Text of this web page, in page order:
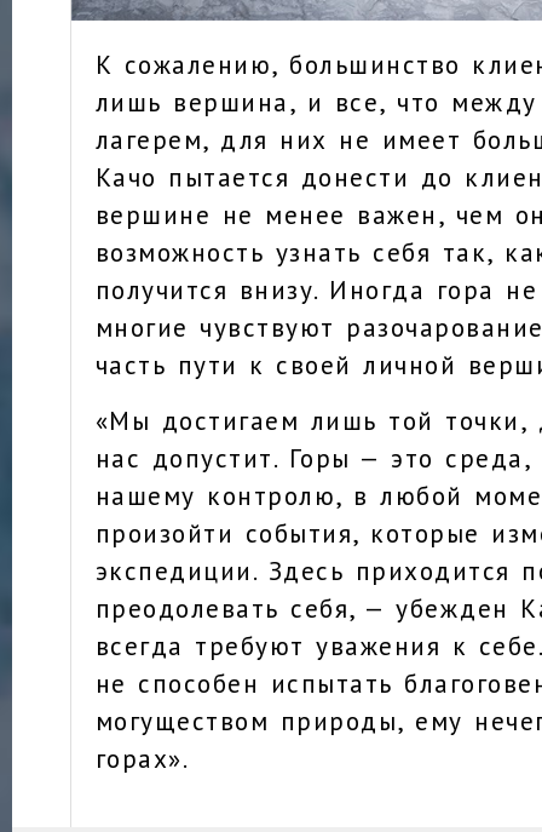
К сожалению, большинство
лишь вершина, и все, что
лагерем, для них не имеет
Качо пытается донести до
вершине не менее важен, чем
возможность узнать себя так,
получится внизу. Иногда гора
многие чувствуют
часть пути к своей личной
«Мы достигаем лишь той точки,
нас допустит. Горы — это среда,
нашему контролю, в любой
произойти события, которые
экспедиции. Здесь приходится
преодолевать себя, — убежден
всегда требуют уважения к
не способен испытать
могуществом природы, ему
горах».